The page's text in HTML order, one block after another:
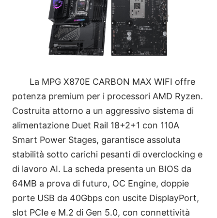
La MPG X870E CARBON MAX WIFI offre
potenza premium per i processori AMD Ryzen.
Costruita attorno a un aggressivo sistema di
alimentazione Duet Rail 18+2+1 con 110A
Smart Power Stages, garantisce assoluta
stabilità sotto carichi pesanti di overclocking e
di lavoro AI. La scheda presenta un BIOS da
64MB a prova di futuro, OC Engine, doppie
porte USB da 40Gbps con uscite DisplayPort,
slot PCIe e M.2 di Gen 5.0, con connettività